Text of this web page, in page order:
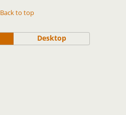
Back to top
Desktop